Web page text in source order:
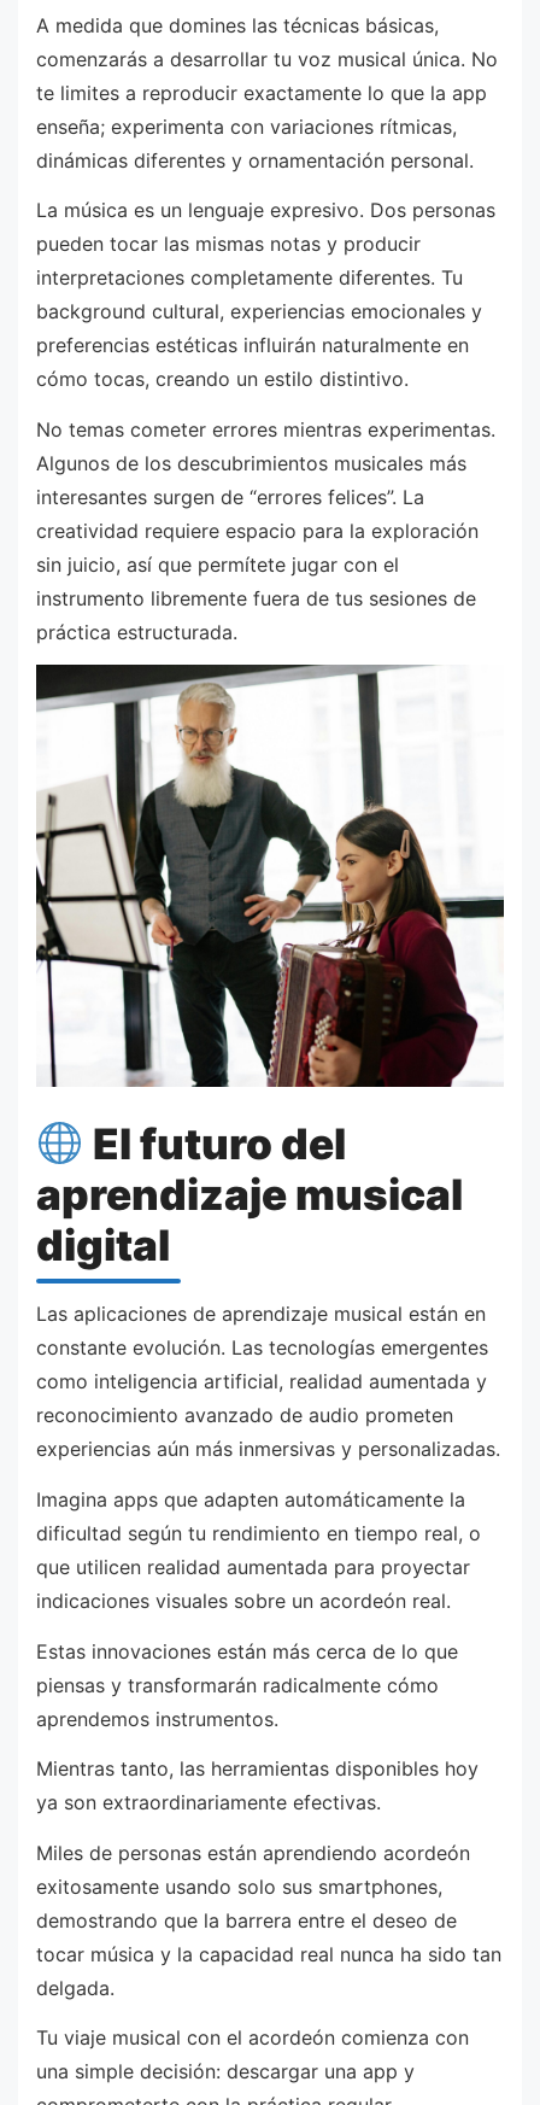
A medida que domines las técnicas básicas,
comenzarás a desarrollar tu voz musical única. No
te limites a reproducir exactamente lo que la app
enseña; experimenta con variaciones rítmicas,
dinámicas diferentes y ornamentación personal.
La música es un lenguaje expresivo. Dos personas
pueden tocar las mismas notas y producir
interpretaciones completamente diferentes. Tu
background cultural, experiencias emocionales y
preferencias estéticas influirán naturalmente en
cómo tocas, creando un estilo distintivo.
No temas cometer errores mientras experimentas.
Algunos de los descubrimientos musicales más
interesantes surgen de “errores felices”. La
creatividad requiere espacio para la exploración
sin juicio, así que permítete jugar con el
instrumento libremente fuera de tus sesiones de
práctica estructurada.
El futuro del
aprendizaje musical
digital
Las aplicaciones de aprendizaje musical están en
constante evolución. Las tecnologías emergentes
como inteligencia artificial, realidad aumentada y
reconocimiento avanzado de audio prometen
experiencias aún más inmersivas y personalizadas.
Imagina apps que adapten automáticamente la
dificultad según tu rendimiento en tiempo real, o
que utilicen realidad aumentada para proyectar
indicaciones visuales sobre un acordeón real.
Estas innovaciones están más cerca de lo que
piensas y transformarán radicalmente cómo
aprendemos instrumentos.
Mientras tanto, las herramientas disponibles hoy
ya son extraordinariamente efectivas.
Miles de personas están aprendiendo acordeón
exitosamente usando solo sus smartphones,
demostrando que la barrera entre el deseo de
tocar música y la capacidad real nunca ha sido tan
delgada.
Tu viaje musical con el acordeón comienza con
una simple decisión: descargar una app y